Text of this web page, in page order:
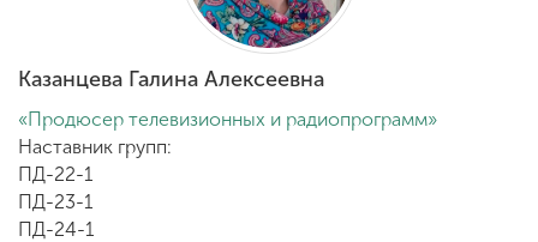
CHI
Приемная
комиссия
+7 (831) 262-26-20
Казанцева Галина Алексеевна
«Продюсер телевизионных и радиопрограмм»
Наставник групп:
ПД-22-1
ПД-23-1
ПД-24-1